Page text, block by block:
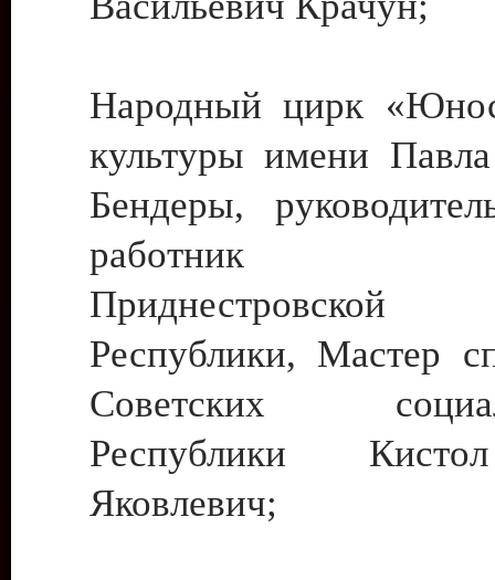
Народный цирк
культуры имени
Бендеры,
работник
Приднестровской
Республики, Мастер
Советских
Республики
Яковлевич;